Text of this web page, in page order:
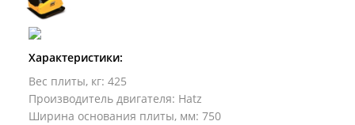
Характеристики:
Вес плиты, кг: 425
Производитель двигателя: Hatz
Ширина основания плиты, мм: 750